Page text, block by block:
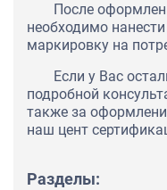
После
необходимо
маркировку на
Если у Вас
подробной
также за
наш цент
Разделы: